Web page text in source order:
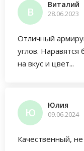
В
Виталий
28.06.2023
Отличный
углов.
на вкус и цвет...
Ю
Юлия
09.06.2024
Качественный,